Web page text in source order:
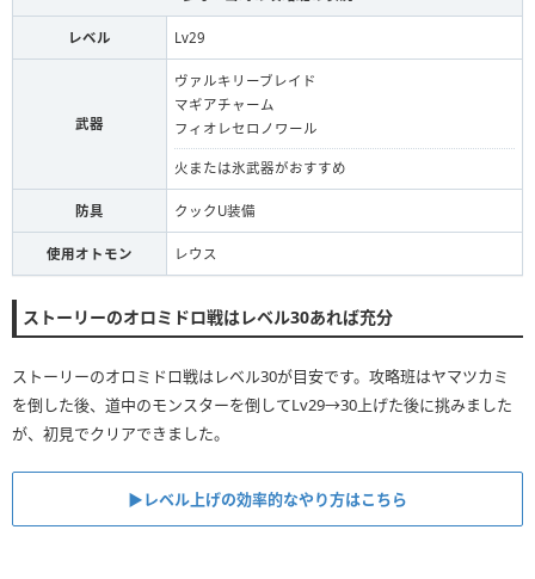
レベル Lv29
武器
ヴァルキリーブレイド
マギアチャーム
フィオレセロノワール
火または氷武器がおすすめ
防具 クックU装備
使用オトモン レウス
ストーリーのオロミドロ戦はレベル30あれば充分
ストーリーのオロミドロ戦はレベル30が目安です。攻略班はヤマツカミ
を倒した後、道中のモンスターを倒してLv29→30上げた後に挑みました
が、初見でクリアできました。
▶︎レベル上げの効率的なやり方はこちら